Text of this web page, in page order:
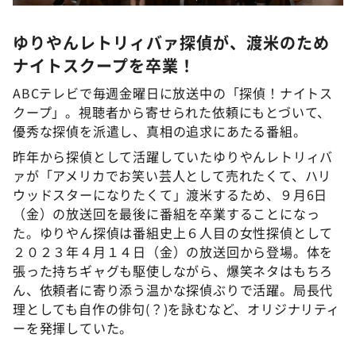
ポツンと一軒家
ザキ山小屋本館
ぺこぱのまるスポ
アナ回覧板
ゆりやんレトリィバァ探偵が、渡米のため
ナイトスクープを卒業！
ABCテレビで毎週金曜日に放送中の「探偵！ナイトス
クープ」。視聴者から寄せられた依頼にもとづいて、
優秀な探偵を派遣し、真相の追求にあたる番組。
昨年から探偵として活躍していたゆりやんレトリィバ
ァが「アメリカでお笑い芸人として売れたくて、ハリ
ウッドスターになりたくて」渡米するため、９月6日
（金）の放送回を最後に番組を卒業することになっ
た。ゆりやん探偵は番組史上６人目の女性探偵として
２０２３年４月１４日（金）の放送回から登場。体を
張った持ちギャグも駆使しながら、爆笑ネタはもちろ
ん、依頼者に寄り添う温かな探偵ぶりで活躍。局長代
理としても自作の俳句(？)を詠むなど、オリジナリティ
ーを発揮していた。